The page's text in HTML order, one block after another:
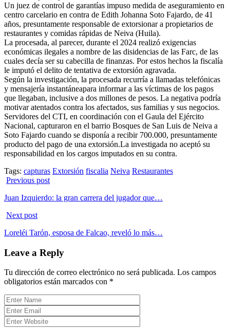
Un juez de control de garantías impuso medida de aseguramiento en
centro carcelario en contra de Edith Johanna Soto Fajardo, de 41
años, presuntamente responsable de extorsionar a propietarios de
restaurantes y comidas rápidas de Neiva (Huila).
La procesada, al parecer, durante el 2024 realizó exigencias
económicas ilegales a nombre de las disidencias de las Farc, de las
cuales decía ser su cabecilla de finanzas. Por estos hechos la fiscalía
le imputó el delito de tentativa de extorsión agravada.
Según la investigación, la procesada recurría a llamadas telefónicas
y mensajería instantáneapara informar a las víctimas de los pagos
que llegaban, inclusive a dos millones de pesos. La negativa podría
motivar atentados contra los afectados, sus familias y sus negocios.
Servidores del CTI, en coordinación con el Gaula del Ejército
Nacional, capturaron en el barrio Bosques de San Luis de Neiva a
Soto Fajardo cuando se disponía a recibir 700.000, presuntamente
producto del pago de una extorsión.La investigada no aceptó su
responsabilidad en los cargos imputados en su contra.
Tags: capturas Extorsión fiscalia Neiva Restaurantes
Previous post
Juan Izquierdo: la gran carrera del jugador que…
Next post
Loreléi Tarón, esposa de Falcao, reveló lo más…
Leave a Reply
Tu dirección de correo electrónico no será publicada. Los campos
obligatorios están marcados con *